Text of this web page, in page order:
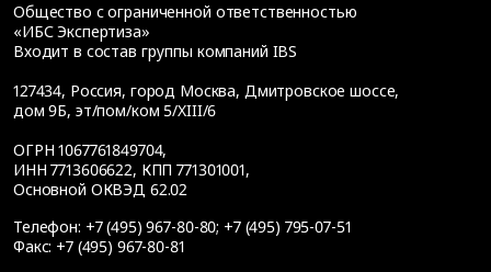
Общество с ограниченной ответственностью
«ИБС Экспертиза»
Входит в состав группы компаний IBS
127434, Россия, город Москва, Дмитровское шоссе,
дом 9Б, эт/пом/ком 5/XIII/6
ОГРН 1067761849704,
ИНН 7713606622, КПП 771301001,
Основной ОКВЭД 62.02
Телефон: +7 (495) 967-80-80; +7 (495) 795-07-51
Факс: +7 (495) 967-80-81